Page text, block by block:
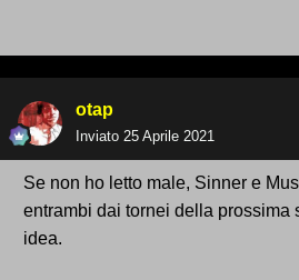
otap
Inviato 25 Aprile 2021
Se non ho letto male, Sinner e
entrambi dai tornei della prossima
idea.